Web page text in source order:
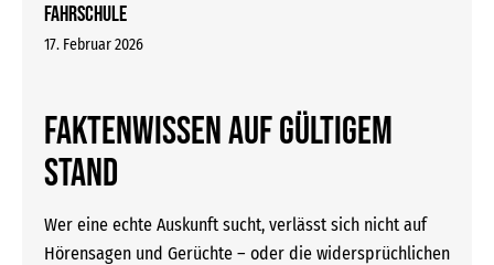
Fahrschule
17. Februar 2026
Faktenwissen auf gültigem
Stand
Wer eine echte Auskunft sucht, verlässt sich nicht auf
Hörensagen und Gerüchte – oder die widersprüchlichen